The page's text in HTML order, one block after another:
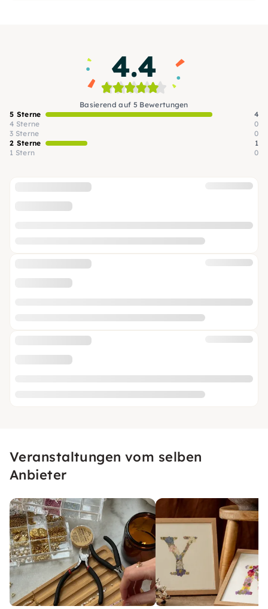
4.4
Basierend auf 5 Bewertungen
5 Sterne
4
4 Sterne
0
3 Sterne
0
2 Sterne
1
1 Stern
0
Veranstaltungen vom selben
Anbieter